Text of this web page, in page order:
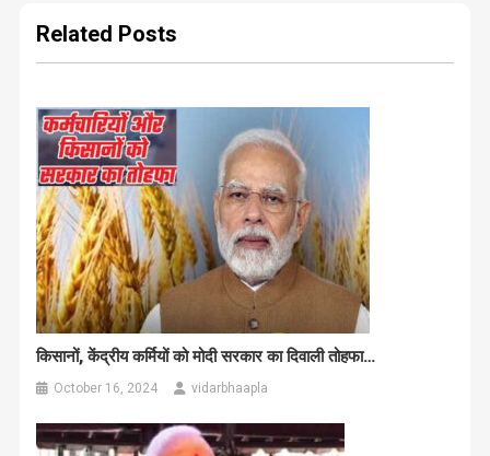
Related Posts
किसानों, केंद्रीय कर्मियों को मोदी सरकार का दिवाली तोहफा…
October 16, 2024 vidarbhaapla